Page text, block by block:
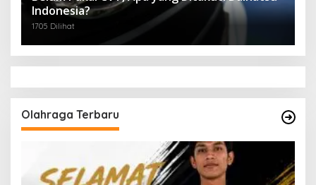
Indonesia?
1705 Dilihat
Olahraga Terbaru